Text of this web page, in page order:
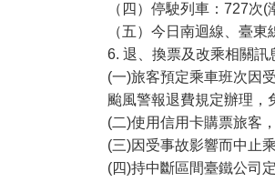
（四）停駛列車：727次
（五）今日南迴線、臺東
6. 退、換票及改乘相關訊
(一)旅客預定乘車班次因
颱風警報退費規定辦理，
(二)使用信用卡購票旅客
(三)因受事故影響而中止
(四)持中斷區間臺鐵公司